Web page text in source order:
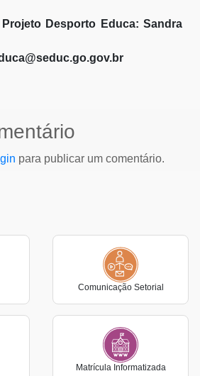
Desporto Educa: Sandra
para publicar um comentário.
Comunicação Setorial
Matrícula Informatizada